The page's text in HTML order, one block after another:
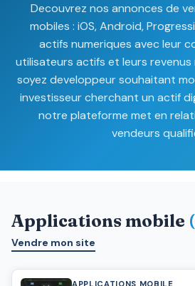
Decouvrez nos annonces de
mobiles : iOS, Android,
actifs numeriques avec leur
utilisateurs actifs et leurs revenus
soyez developpeur souhaitant
investisseur cherchant un actif
notre plateforme met en
vendeurs
Applications mobile
Vendre mon site
APPLICATIONS MOBILE